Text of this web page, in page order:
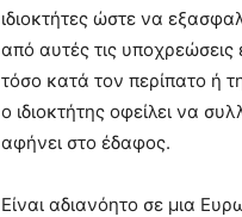
ιδιοκτήτες ώστε να
από αυτές τις
τόσο κατά τον περίπατο ή
ο ιδιοκτήτης οφείλει να
αφήνει στο έδαφος.
Είναι αδιανόητο σε μια